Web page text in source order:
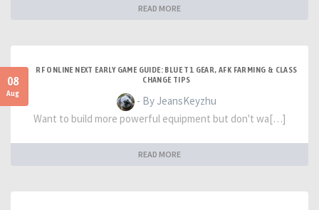
READ MORE
08
Aug
RF ONLINE NEXT EARLY GAME GUIDE: BLUE T1 GEAR, AFK FARMING & CLASS
CHANGE TIPS
- By JeansKeyzhu
Want to build more powerful equipment but don't wa[…]
READ MORE